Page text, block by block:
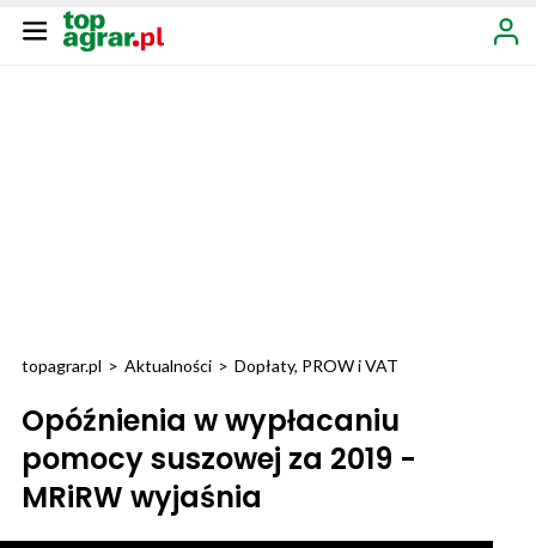
topagrar.pl > Aktualności > Dopłaty, PROW i VAT
Opóźnienia w wypłacaniu
pomocy suszowej za 2019 -
MRiRW wyjaśnia